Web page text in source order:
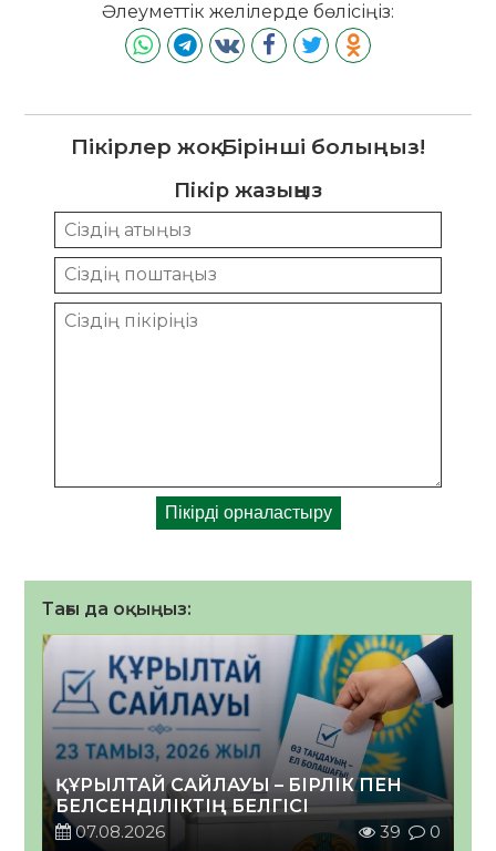
Әлеуметтік желілерде бөлісіңіз:
Пікірлер жоқ. Бірінші болыңыз!
Пікір жазыңыз
Тағы да оқыңыз:
ҚҰРЫЛТАЙ САЙЛАУЫ – БІРЛІК ПЕН
БЕЛСЕНДІЛІКТІҢ БЕЛГІСІ
07.08.2026
39 0